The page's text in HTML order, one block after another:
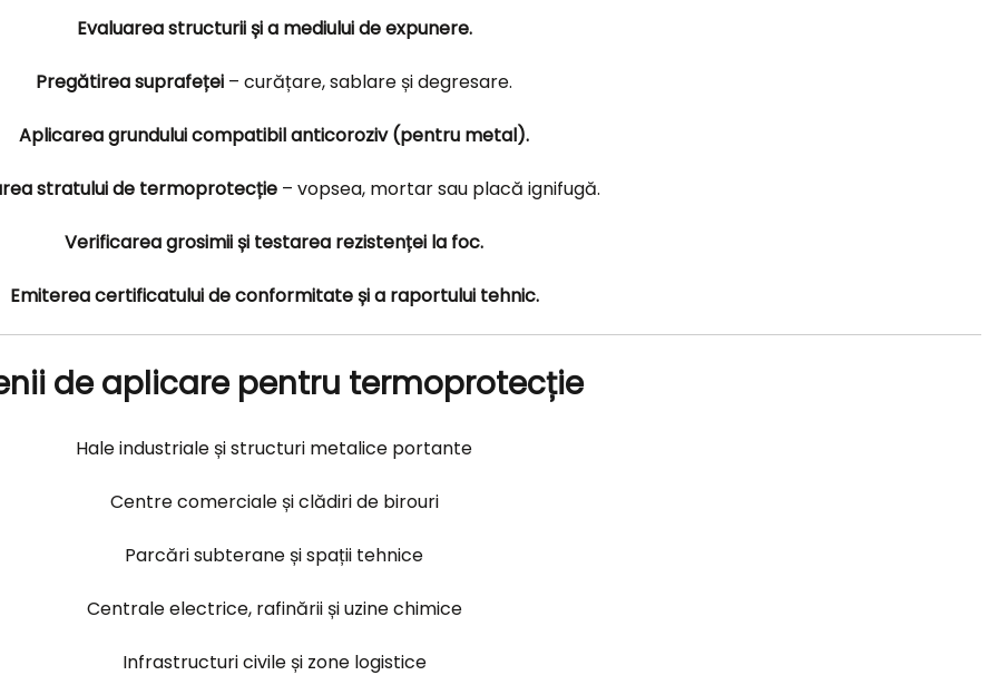
Evaluarea structurii și a mediului de expunere.
Pregătirea suprafeței – curățare, sablare și degresare.
Aplicarea grundului compatibil anticoroziv (pentru metal).
stratului de termoprotecție – vopsea, mortar sau placă ignifugă.
Verificarea grosimii și testarea rezistenței la foc.
Emiterea certificatului de conformitate și a raportului tehnic.
de aplicare pentru termoprotecție
Hale industriale și structuri metalice portante
Centre comerciale și clădiri de birouri
Parcări subterane și spații tehnice
Centrale electrice, rafinării și uzine chimice
Infrastructuri civile și zone logistice